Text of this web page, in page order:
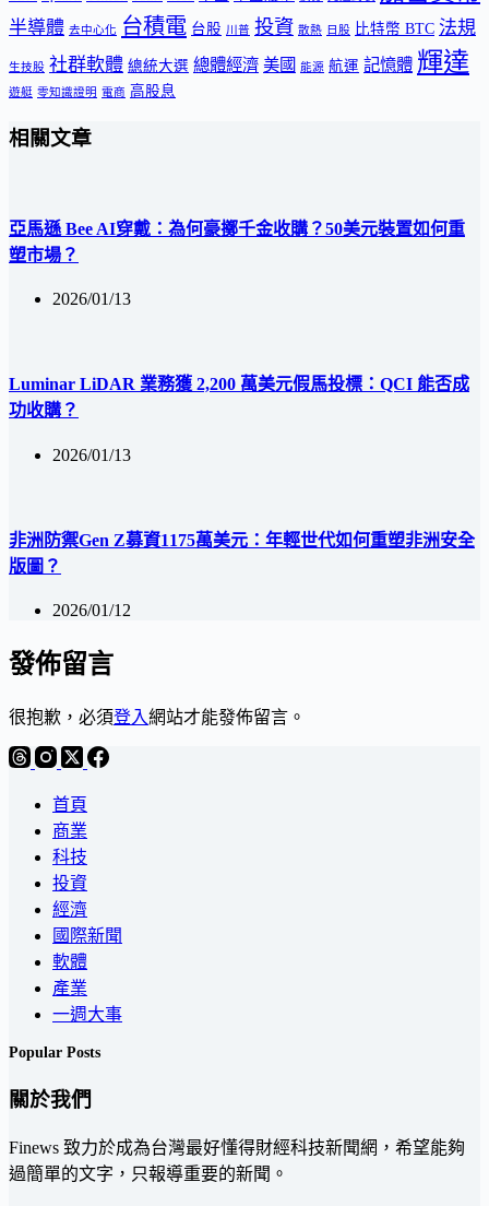
半導體 去中心化 台積電 台股 川普 投資 散熱 日股 比特幣 BTC 法規
生技股 社群軟體 總統大選 總體經濟 美國 能源 航運 記憶體 輝達
遊艇 零知識證明 電商 高股息
相關文章
亞馬遜 Bee AI穿戴：為何豪擲千金收購？50美元裝置如何重
塑市場？
2026/01/13
Luminar LiDAR 業務獲 2,200 萬美元假馬投標：QCI 能否成
功收購？
2026/01/13
非洲防禦Gen Z募資1175萬美元：年輕世代如何重塑非洲安全
版圖？
2026/01/12
發佈留言
很抱歉，必須登入網站才能發佈留言。
首頁
商業
科技
投資
經濟
國際新聞
軟體
產業
一週大事
Popular Posts
關於我們
Finews 致力於成為台灣最好懂得財經科技新聞網，希望能夠
過簡單的文字，只報導重要的新聞。